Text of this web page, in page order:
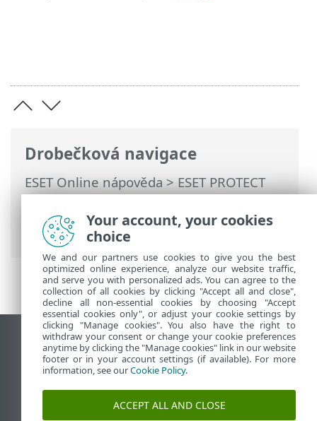
Drobečková navigace
ESET Online nápověda>ESET PROTECT
On-Prem>Používání ESET PROTECT On-
Prem>Hlavní menu ESET PROTECT On-
Prem>Další> Výjimky
Zobrazit verzi pro počítač
End of Life
ESET Databáze znalostí
ESET Forum
ESET Status Portal
Your account, your cookies
choice
We and our partners use cookies to give you the best
optimized online experience, analyze our website traffic,
and serve you with personalized ads. You can agree to the
collection of all cookies by clicking "Accept all and close",
decline all non-essential cookies by choosing "Accept
essential cookies only", or adjust your cookie settings by
clicking "Manage cookies". You also have the right to
withdraw your consent or change your cookie preferences
anytime by clicking the "Manage cookies" link in our website
footer or in your account settings (if available). For more
information, see ourCookie Policy.
ACCEPT ALL AND CLOSE